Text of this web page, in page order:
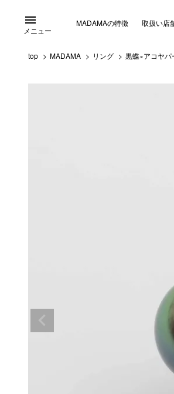
menu
メニュー
MADAMAの特徴 取扱い店
top MADAMA リング 黒蝶×アコヤ